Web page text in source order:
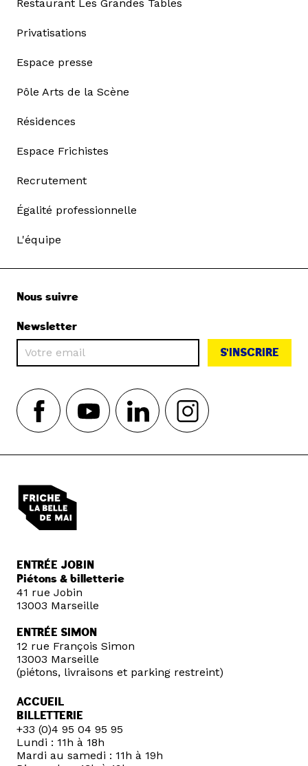
Restaurant Les Grandes Tables
Privatisations
Espace presse
Pôle Arts de la Scène
Résidences
Espace Frichistes
Recrutement
Égalité professionnelle
L'équipe
Nous suivre
Newsletter
S'INSCRIRE
ENTRÉE JOBIN
Piétons & billetterie
41 rue Jobin
13003 Marseille
ENTRÉE SIMON
12 rue François Simon
13003 Marseille
(piétons, livraisons et parking restreint)
ACCUEIL
BILLETTERIE
+33 (0)4 95 04 95 95
Lundi : 11h à 18h
Mardi au samedi : 11h à 19h